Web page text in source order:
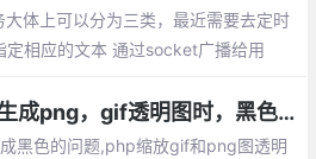
体上可以分为三类，最近需要去定时
定相应的文本 通过socket广播给用
用都不行。
解决PHP剪切缩略图生成png，gif透明图时，黑色背景问题
黑色的问题,php缩放gif和png图透明